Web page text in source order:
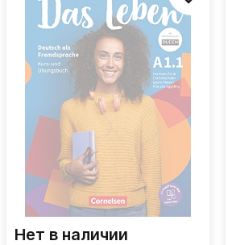
сериалом и мобильным
прямая обратная связь
пособий уровней A2-B1 запланирован на 2021-22 г.
Нет в наличии